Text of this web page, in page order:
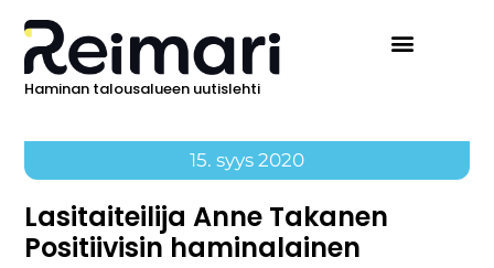
Haminan talousalueen uutislehti
15. syys 2020
Lasitaiteilija Anne Takanen
Positiivisin haminalainen